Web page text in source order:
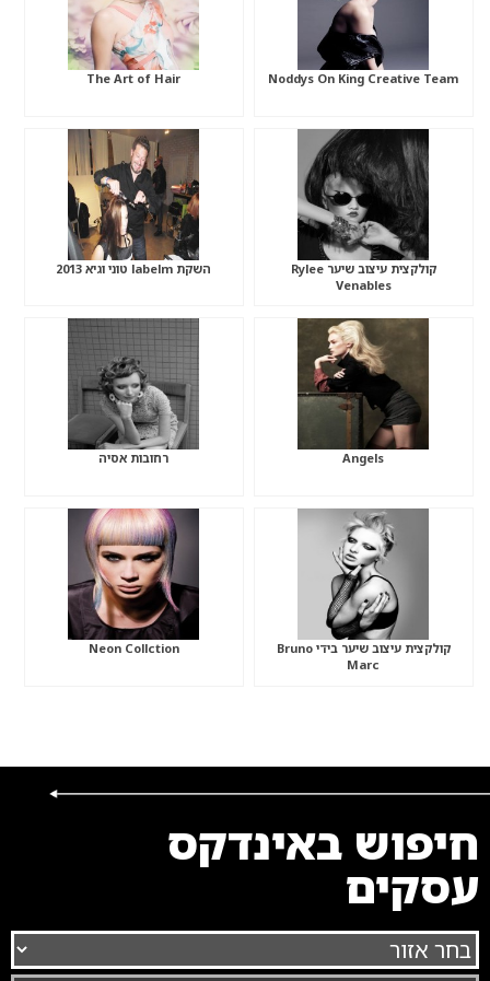
Noddys On King Creative Team
The Art of Hair
קולקצית עיצוב שיער Rylee
Venables
השקת labelm טוני וגיא 2013
Angels רחובות אסיה
קולקצית עיצוב שיער בידי Bruno
Marc
Neon Collction
חיפוש באינדקס
עסקים